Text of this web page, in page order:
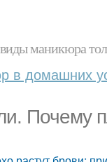
маникюра
в домашних
Почему